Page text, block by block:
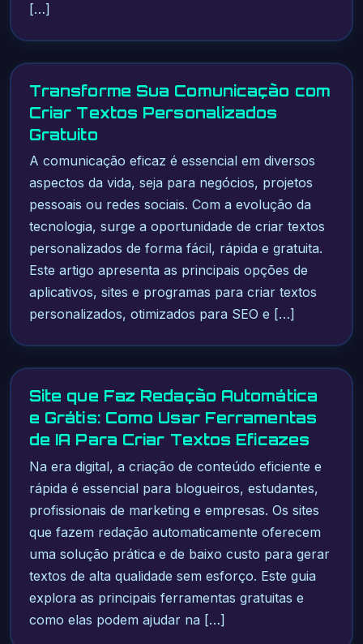
[…]
Transforme Sua Comunicação com
Criar Textos Personalizados
Gratuito
A comunicação eficaz é essencial em diversos
aspectos da vida, seja para negócios, projetos
pessoais ou redes sociais. Com a evolução da
tecnologia, surge a oportunidade de criar textos
personalizados de forma fácil, rápida e gratuita.
Este artigo apresenta as principais opções de
aplicativos, sites e programas para criar textos
personalizados, otimizados para SEO e […]
Site que Faz Redação Automática
e Grátis: Como Usar Ferramentas
de IA Para Criar Textos Eficazes
Na era digital, a criação de conteúdo eficiente e
rápida é essencial para blogueiros, estudantes,
profissionais de marketing e empresas. Os sites
que fazem redação automaticamente oferecem
uma solução prática e de baixo custo para gerar
textos de alta qualidade sem esforço. Este guia
explora as principais ferramentas gratuitas e
como elas podem ajudar na […]